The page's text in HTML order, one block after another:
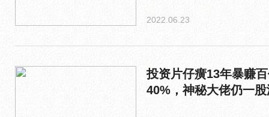
2022.06.23
投资片仔癀13年暴赚
40%，神秘大佬仍一股